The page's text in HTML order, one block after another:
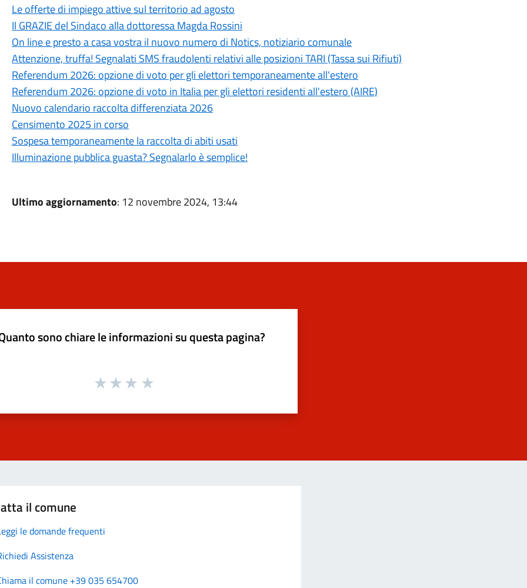
Le offerte di impiego attive sul territorio ad agosto
Il GRAZIE del Sindaco alla dottoressa Magda Rossini
On line e presto a casa vostra il nuovo numero di Notics, notiziario comunale
Attenzione, truffa! Segnalati SMS fraudolenti relativi alle posizioni TARI (Tassa sui Rifiuti)
Referendum 2026: opzione di voto per gli elettori temporaneamente all'estero
Referendum 2026: opzione di voto in Italia per gli elettori residenti all'estero (AIRE)
Nuovo calendario raccolta differenziata 2026
Censimento 2025 in corso
Sospesa temporaneamente la raccolta di abiti usati
Illuminazione pubblica guasta? Segnalarlo è semplice!
Ultimo aggiornamento: 12 novembre 2024, 13:44
sono chiare le informazioni su questa pagina?
il comune
le domande frequenti
Assistenza
il comune +39 035 654700